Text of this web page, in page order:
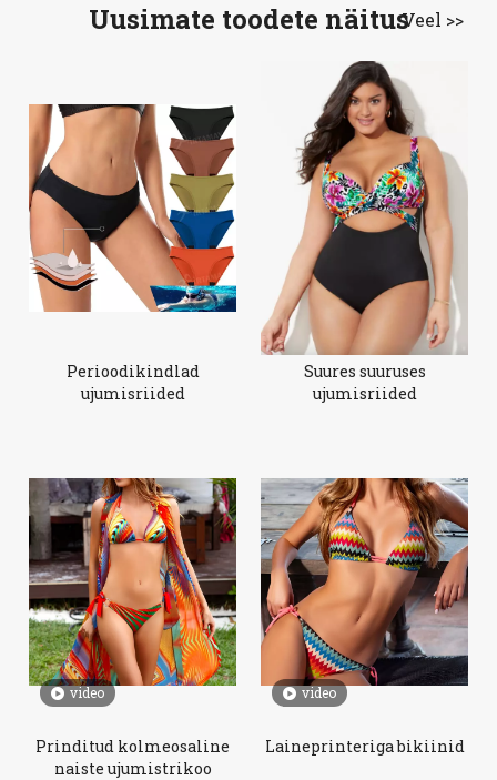
Uusimate toodete näitusVeel >>
Perioodikindlad
ujumisriided
Suures suuruses
ujumisriided
video
Prinditud kolmeosaline
naiste ujumistrikoo
video
Laineprinteriga bikiinid